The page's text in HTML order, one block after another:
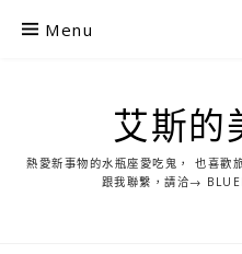
Menu
艾斯的
熱愛新事物的水瓶座愛吃鬼， 也喜歡
跟我聯繫，請洽→